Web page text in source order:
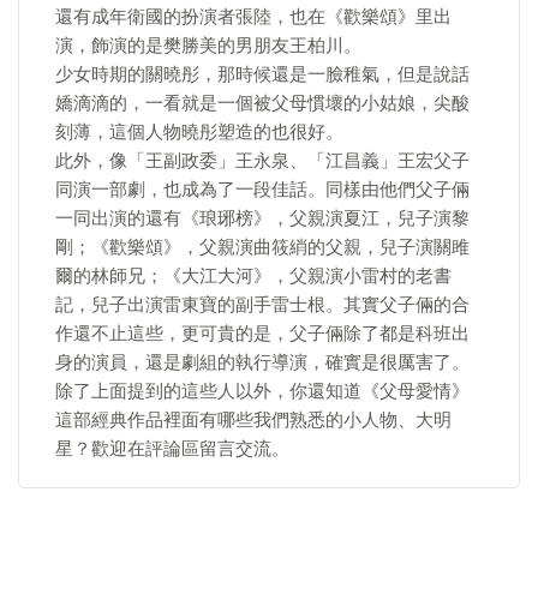
還有成年衛國的扮演者張陸，也在《歡樂頌》里出
演，飾演的是樊勝美的男朋友王柏川。
少女時期的關曉彤，那時候還是一臉稚氣，但是說話
嬌滴滴的，一看就是一個被父母慣壞的小姑娘，尖酸
刻薄，這個人物曉彤塑造的也很好。
此外，像「王副政委」王永泉、「江昌義」王宏父子
同演一部劇，也成為了一段佳話。同樣由他們父子倆
一同出演的還有《琅琊榜》，父親演夏江，兒子演黎
剛；《歡樂頌》，父親演曲筱綃的父親，兒子演關雎
爾的林師兄；《大江大河》，父親演小雷村的老書
記，兒子出演雷東寶的副手雷士根。其實父子倆的合
作還不止這些，更可貴的是，父子倆除了都是科班出
身的演員，還是劇組的執行導演，確實是很厲害了。
除了上面提到的這些人以外，你還知道《父母愛情》
這部經典作品裡面有哪些我們熟悉的小人物、大明
星？歡迎在評論區留言交流。